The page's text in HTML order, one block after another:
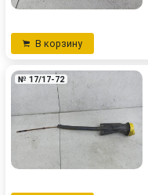
В корзину
№ 17/17-72